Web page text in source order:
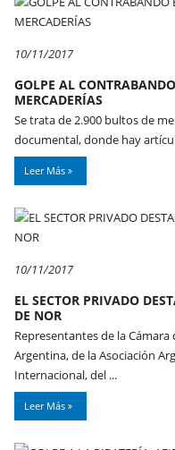
10/11/2017
GOLPE AL
MERCADERÍAS
Se trata de 2.900 bultos de
documental, donde hay
Leer Más
10/11/2017
EL SECTOR PRIVADO
DE NOR
Representantes de la
Argentina, de la Asociación
Internacional, del ...
Leer Más